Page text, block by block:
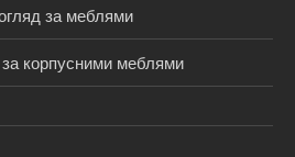
за меблями
корпусними меблями